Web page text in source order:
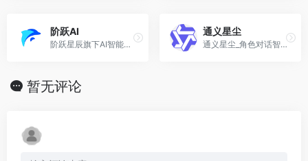
阶跃AI
阶跃星辰旗下AI智能问答搜索助手
通义星尘
通义星尘_角色对话智能体_角色扮演
暂无评论